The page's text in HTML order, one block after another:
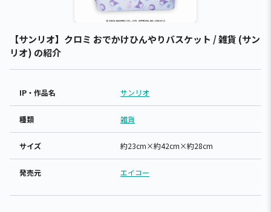
【サンリオ】クロミ おでかけひんやりバスケット / 雑貨 (サン
リオ) の紹介
IP・作品名 サンリオ
種類 雑貨
サイズ 約23cm×約42cm×約28cm
発売元 エイコー